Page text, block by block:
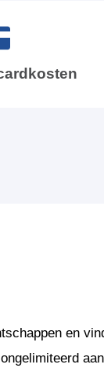
en